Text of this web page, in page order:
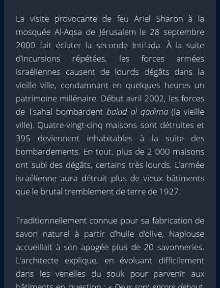
La visite provocante de feu Ariel Sharon à la
mosquée Al-Aqsa de Jérusalem le 28 septembre
2000 fait éclater la seconde Intifada. À la suite
d’incursions répétées, les forces armées
israéliennes causent de lourds dégâts dans la
vieille ville, condamnant en quelques heures un
patrimoine millénaire. Début avril 2002, les forces
de Tsahal bombardentbalad al qadima(la vieille
ville). Quatre-vingt-cinq maisons sont détruites et
395 deviennent inhabitables à la suite des
bombardements. En tout, plus de 2 000 maisons
ont subi des dégâts, certains très lourds. L’armée
israélienne aura détruit plus de vieux bâtiments
que le brutal tremblement de terre de 1927.
Traditionnellement connue pour sa fabrication de
savon naturel à partir d’huile d’olive, Naplouse
accueillait à son apogée plus de 20 savonneries.
L’architecte explique, en évoluant difficilement
dans les venelles du souk pour parvenir aux